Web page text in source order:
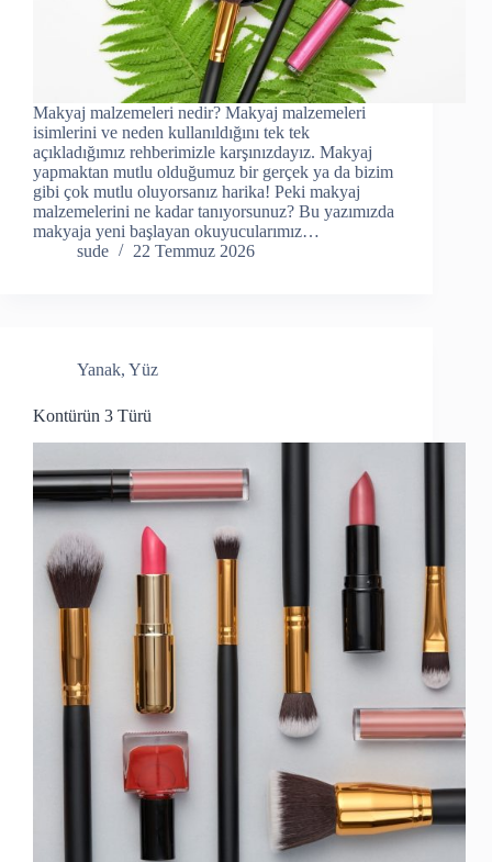
Makyaj malzemeleri nedir? Makyaj malzemeleri
isimlerini ve neden kullanıldığını tek tek
açıkladığımız rehberimizle karşınızdayız. Makyaj
yapmaktan mutlu olduğumuz bir gerçek ya da bizim
gibi çok mutlu oluyorsanız harika! Peki makyaj
malzemelerini ne kadar tanıyorsunuz? Bu yazımızda
makyaja yeni başlayan okuyucularımız…
sude
22 Temmuz 2026
Yanak, Yüz
Kontürün 3 Türü